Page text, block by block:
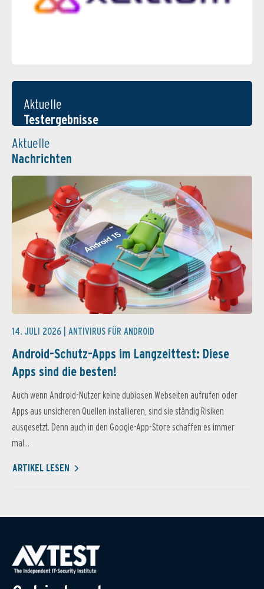
Aktuelle
Testergebnisse
Aktuelle
Nachrichten
14. JULI 2026 | ANTIVIRUS FÜR ANDROID
Android-Schutz-Apps im Langzeittest: Diese
Apps sind die besten!
Auch wenn Android-Nutzer keine dubiosen Webseiten aufrufen oder
Apps aus unsicheren Quellen installieren, sind sie ständig Risiken
ausgesetzt. Denn auch in den Google-App-Store schaffen es immer
mal...
ARTIKEL LESEN